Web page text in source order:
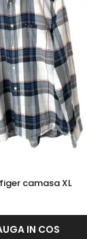
Tommy Hilfiger camasa XL
IN COS